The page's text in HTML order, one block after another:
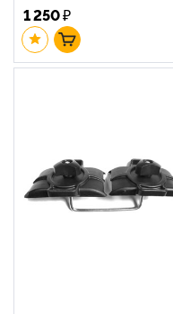
1 250₽